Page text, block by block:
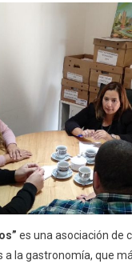
es una asociación de
a la gastronomía, que